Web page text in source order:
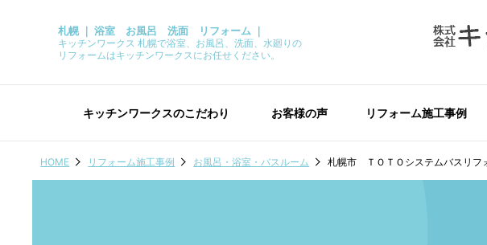
札幌 ｜ 浴室 お風呂 洗面 リフォーム ｜
キッチンワークス 札幌で浴室、お風呂、洗面、水廻りの
リフォームはキッチンワークスにお任せください。
キッチンワークスのこだわり お客様の声 リフォーム施工事例
HOME リフォーム施工事例 お風呂・浴室・バスルーム 札幌市 ＴＯＴＯシステムバスリフ